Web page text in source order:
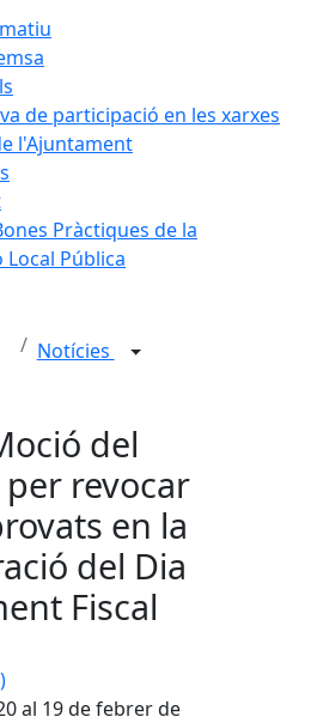
de participació en les xarxes
l'Ajuntament
Pràctiques de la
Local Pública
Notícies
del
per revocar
en la
del Dia
Fiscal
al 19 de febrer de